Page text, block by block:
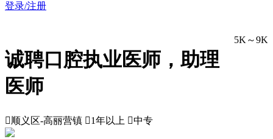
登录/注册
诚聘口腔执业医师，助理
医师
5K～9K
顺义区-高丽营镇 1年以上 中专